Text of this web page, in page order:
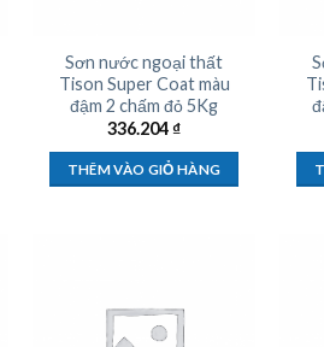
Sơn nước ngoại thất
Tison Super Coat màu
đậm 2 chấm đỏ 5Kg
336.204₫
THÊM VÀO GIỎ HÀNG